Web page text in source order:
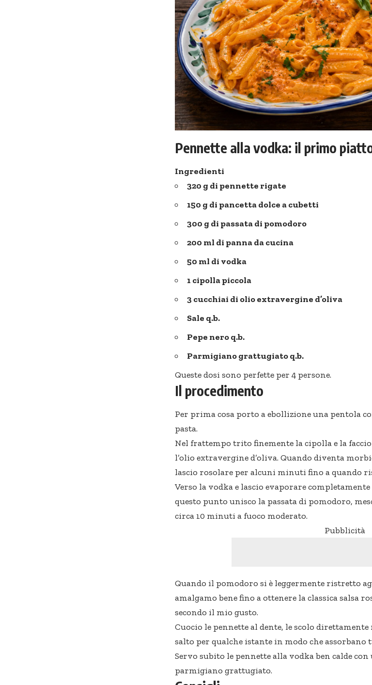
Pennette alla vodka: il primo
Ingredienti
320 g di pennette rigate
150 g di pancetta dolce a cubetti
300 g di passata di pomodoro
200 ml di panna da cucina
50 ml di vodka
1 cipolla piccola
3 cucchiai di olio extravergine d’oliva
Sale q.b.
Pepe nero q.b.
Parmigiano grattugiato q.b.
Queste dosi sono perfette per 4 persone.
Il procedimento
Per prima cosa porto a ebollizione una pentola
pasta.
Nel frattempo trito finemente la cipolla e la
l’olio extravergine d’oliva. Quando diventa
lascio rosolare per alcuni minuti fino a quando
Verso la vodka e lascio evaporare
questo punto unisco la passata di pomodoro,
circa 10 minuti a fuoco moderato.
Pubblicità
Quando il pomodoro si è leggermente ristretto
amalgamo bene fino a ottenere la classica salsa
secondo il mio gusto.
Cuocio le pennette al dente, le scolo
salto per qualche istante in modo che assorbano
Servo subito le pennette alla vodka ben calde
parmigiano grattugiato.